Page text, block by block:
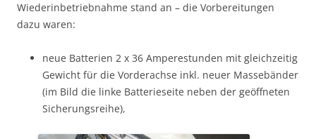
Wiederinbetriebnahme stand an – die Vorbereitungen
dazu waren:
neue Batterien 2 x 36 Amperestunden mit gleichzeitig
Gewicht für die Vorderachse inkl. neuer Massebänder
(im Bild die linke Batterieseite neben der geöffneten
Sicherungsreihe),